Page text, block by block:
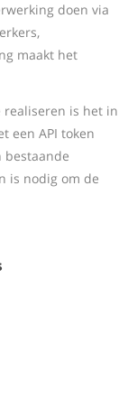
doen via
maakt het
realiseren is het in
een API token
bestaande
is nodig om de